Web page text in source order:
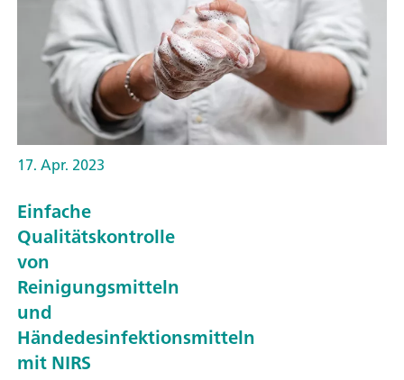
17. Apr. 2023
Einfache
Qualitätskontrolle
von
Reinigungsmitteln
und
Händedesinfektionsmitteln
mit NIRS